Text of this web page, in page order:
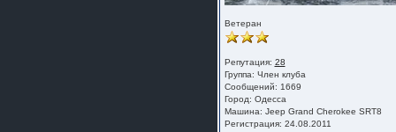
Ветеран
Репутация: 28
Группа: Член клуба
Сообщений: 1669
Город: Одесса
Машина: Jeep Grand Cherokee SRT8
Регистрация: 24.08.2011